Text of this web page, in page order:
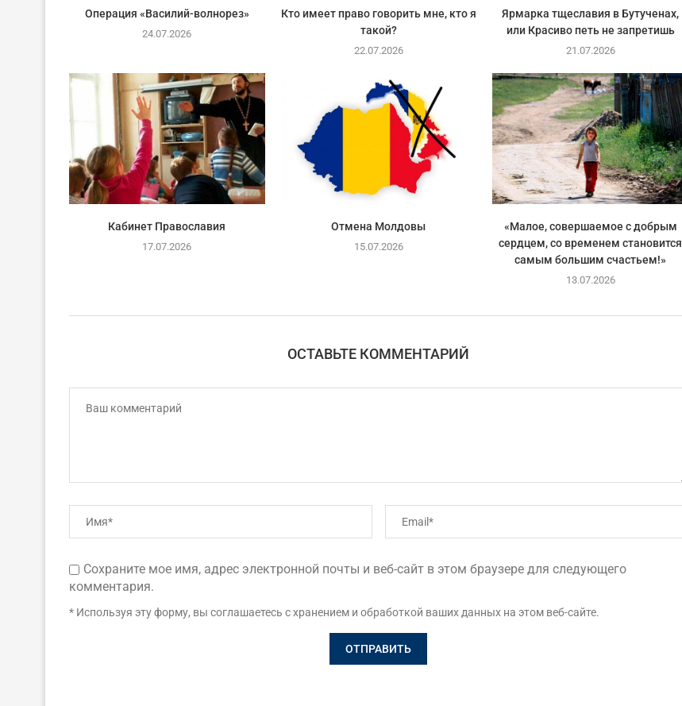
Операция «Василий-волнорез»
24.07.2026
Кто имеет право говорить мне, кто я
такой?
22.07.2026
Ярмарка тщеславия в Бутученах,
или Красиво петь не запретишь
21.07.2026
Кабинет Православия
17.07.2026
Отмена Молдовы
15.07.2026
«Малое, совершаемое с добрым
сердцем, со временем становится
самым большим счастьем!»
13.07.2026
ОСТАВЬТЕ КОММЕНТАРИЙ
Сохраните мое имя, адрес электронной почты и веб-сайт в этом браузере для следующего
комментария.
* Используя эту форму, вы соглашаетесь с хранением и обработкой ваших данных на этом веб-сайте.